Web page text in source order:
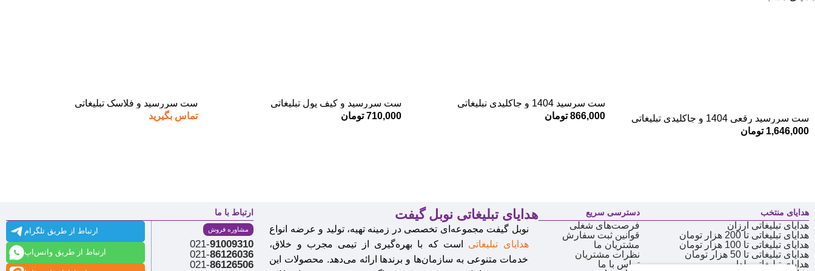
ست سررسید رقعی 1404 و جاکلیدی تبلیغاتی
1,646,000 تومان
ست سرسید 1404 و جاکلیدی نبلیغاتی
866,000 تومان
ست سررسید و کیف پول تبلیغاتی
710,000 تومان
ست سررسید و فلاسک تبلیغاتی
تماس بگیرید
هدایای منتخب
هدایای تبلیغاتی ارزان
هدایای تبلیغاتی تا 200 هزار تومان
هدایای تبلیغاتی تا 100 هزار تومان
هدایای تبلیغاتی تا 50 هزار تومان
هدایای تبلیغاتی یلدا
دسترسی سریع
فرصت‌های شغلی
قوانین ثبت سفارش
مشتریان ما
نظرات مشتریان
تماس با ما
هدایای تبلیغاتی نوبل گیفت
نوبل گیفت مجموعه‌ای تخصصی در زمینه تهیه، تولید و عرضه انواع
هدایای تبلیغاتی است که با بهره‌گیری از تیمی مجرب و خلاق،
خدمات متنوعی به سازمان‌ها و برندها ارائه می‌دهد. محصولات این
ارتباط با ما
مشاوره فروش
021-91009310
021-86126036
021-86126506
ارتباط از طریق تلگرام
ارتباط از طریق واتس‌اپ